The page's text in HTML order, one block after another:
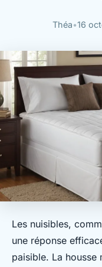
Théa•16
Les nuisibles,
une réponse
paisible. La housse